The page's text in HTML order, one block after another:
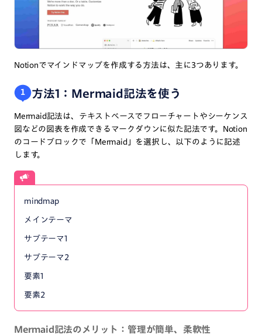
Notionでマインドマップを作成する方法は、主に3つあります。
１ 方法1：Mermaid記法を使う
Mermaid記法は、テキストベースでフローチャートやシーケンス
図などの図表を作成できるマークダウンに似た記法です。Notion
のコードブロックで「Mermaid」を選択し、以下のように記述
します。
mindmap
メインテーマ
サブテーマ1
サブテーマ2
要素1
要素2
Mermaid記法のメリット：管理が簡単、柔軟性